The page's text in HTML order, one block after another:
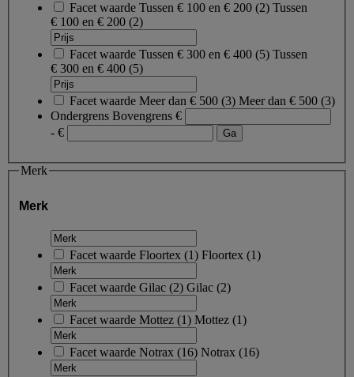
Facet waarde Tussen € 100 en € 200 (2) Tussen
€ 100 en € 200 (2)
Facet waarde Tussen € 300 en € 400 (5) Tussen
€ 300 en € 400 (5)
Facet waarde Meer dan € 500 (3) Meer dan € 500 (3)
Ondergrens Bovengrens €
- €
Merk
Merk
Facet waarde Floortex (1) Floortex (1)
Facet waarde Gilac (2) Gilac (2)
Facet waarde Mottez (1) Mottez (1)
Facet waarde Notrax (16) Notrax (16)